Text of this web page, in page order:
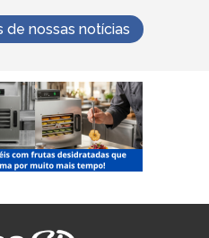
de nossas notícias